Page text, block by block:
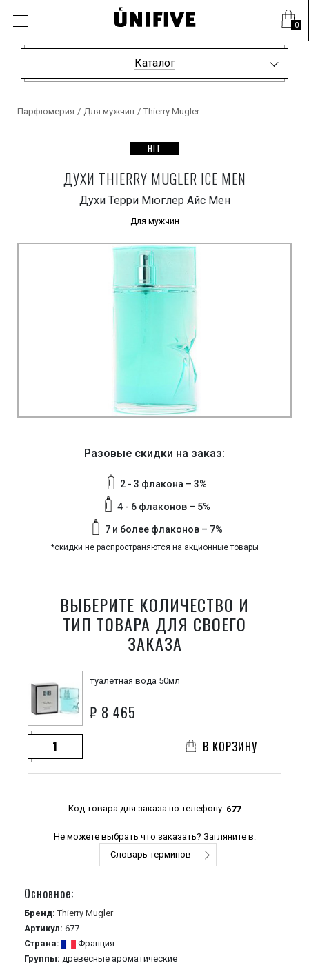
0
Каталог
Парфюмерия / Для мужчин / Thierry Mugler
HIT
ДУХИ THIERRY MUGLER ICE MEN
Духи Терри Мюглер Айс Мен
Для мужчин
Разовые скидки на заказ:
2 - 3 флакона – 3%
4 - 6 флаконов – 5%
7 и более флаконов – 7%
*скидки не распространяются на акционные товары
ВЫБЕРИТЕ КОЛИЧЕСТВО И
ТИП ТОВАРА ДЛЯ СВОЕГО
ЗАКАЗА
туалетная вода 50мл
₽ 8 465
В КОРЗИНУ
Код товара для заказа по телефону: 677
Не можете выбрать что заказать? Загляните в:
Словарь терминов
Основное:
Бренд: Thierry Mugler
Артикул: 677
Страна:
Франция
Группы: древесные ароматические